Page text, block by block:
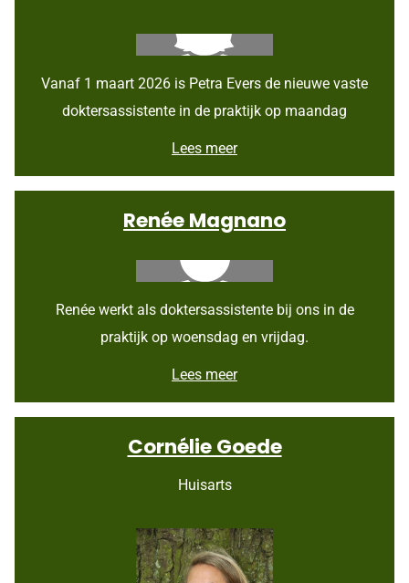
k
a
Vanaf 1 maart 2026 is Petra Evers de nieuwe vaste
doktersassistente in de praktijk op maandag
Lees meerP
t
a
E
r
s
Renée Magnano
Renée werkt als doktersassistente bij ons in de
praktijk op woensdag en vrijdag.
Lees meerR
n
e
M
a
n
o
Cornélie Goede
Huisarts